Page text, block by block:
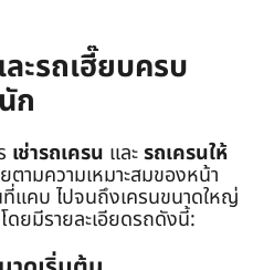
ะรถเฮี๊ยบครบ
ก
เช่ารถเครน และรถเครนให้
ามความเหมาะสมของหน้า
แคบ ไปจนถึงเครนขนาดใหญ่
ดยมีรายละเอียดรถดังนี้: